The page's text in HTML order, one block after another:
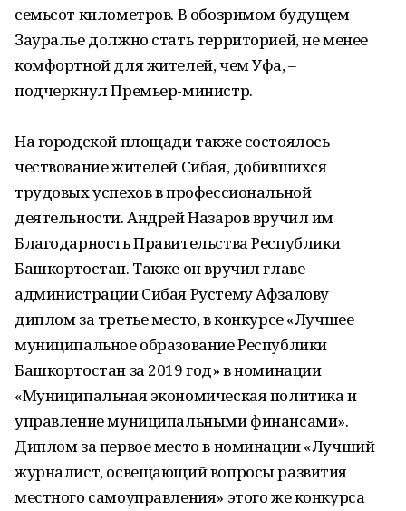
семьсот километров. В обозримом будущем
Зауралье должно стать территорией, не менее
комфортной для жителей, чем Уфа, ‒
подчеркнул Премьер-министр.
На городской площади также состоялось
чествование жителей Сибая, добившихся
трудовых успехов в профессиональной
деятельности. Андрей Назаров вручил им
Благодарность Правительства Республики
Башкортостан. Также он вручил главе
администрации Сибая Рустему Афзалову
диплом за третье место, в конкурсе «Лучшее
муниципальное образование Республики
Башкортостан за 2019 год» в номинации
«Муниципальная экономическая политика и
управление муниципальными финансами».
Диплом за первое место в номинации «Лучший
журналист, освещающий вопросы развития
местного самоуправления» этого же конкурса